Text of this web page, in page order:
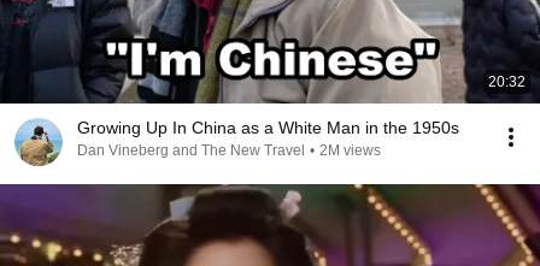
20:32
Growing Up In China as a White Man in the 1950s
Dan Vineberg and The New Travel • 2M views